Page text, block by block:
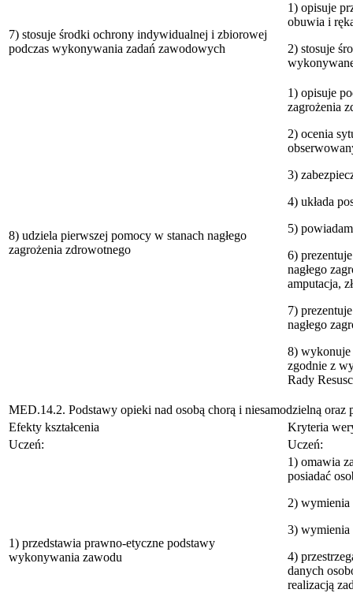
7) stosuje środki ochrony indywidualnej i zbiorowej
podczas wykonywania zadań zawodowych
1) opisuje
obuwia i
2) stosuje
8) udziela pierwszej pomocy w stanach nagłego
zagrożenia zdrowotnego
1) opisuje
zagrożenia
2) ocenia
3)
4) układa
5)
6)
nagłego
amputacja,
7)
nagłego
8) wykonuje
zgodnie z
Rady
MED.14.2. Podstawy opieki nad osobą chorą i niesamodzielną oraz
Efekty kształcenia
Kryteria
Uczeń:
Uczeń:
1) przedstawia prawno-etyczne podstawy
wykonywania zawodu
1) omawia
posiadać
2) wymienia
3) wymienia
4)
danych
realizacją